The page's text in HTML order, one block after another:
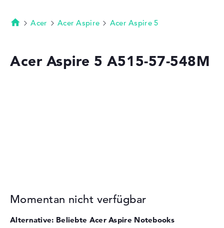
Technik & Wissen
Deals
Startseite
Acer Acer Aspire Acer Aspire 5
Acer Aspire 5 A515-57-548M
Momentan nicht verfügbar
Alternative: Beliebte Acer Aspire Notebooks